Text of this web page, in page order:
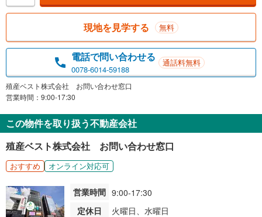
現地を見学する 無料
電話で問い合わせる
0078-6014-59188
通話料無料
殖産ベスト株式会社 お問い合わせ窓口
営業時間：9:00-17:30
この物件を取り扱う不動産会社
殖産ベスト株式会社 お問い合わせ窓口
おすすめ オンライン対応可
営業時間 9:00-17:30
定休日
火曜日、水曜日